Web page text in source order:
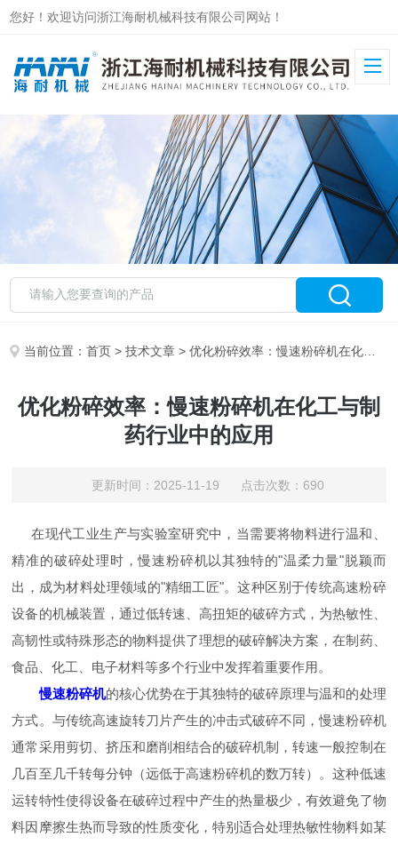
您好！欢迎访问浙江海耐机械科技有限公司网站！
当前位置：首页 >技术文章 > 优化粉碎效率：慢速粉碎机在化工与制药行业中的应用
优化粉碎效率：慢速粉碎机在化工与制
药行业中的应用
更新时间：2025-11-19 点击次数：690
在现代工业生产与实验室研究中，当需要将物料进行温和、
精准的破碎处理时，慢速粉碎机以其独特的"温柔力量"脱颖而
出，成为材料处理领域的"精细工匠"。这种区别于传统高速粉碎
设备的机械装置，通过低转速、高扭矩的破碎方式，为热敏性、
高韧性或特殊形态的物料提供了理想的破碎解决方案，在制药、
食品、化工、电子材料等多个行业中发挥着重要作用。
慢速粉碎机的核心优势在于其独特的破碎原理与温和的处理
方式。与传统高速旋转刀片产生的冲击式破碎不同，慢速粉碎机
通常采用剪切、挤压和磨削相结合的破碎机制，转速一般控制在
几百至几千转每分钟（远低于高速粉碎机的数万转）。这种低速
运转特性使得设备在破碎过程中产生的热量极少，有效避免了物
料因摩擦生热而导致的性质变化，特别适合处理热敏性物料如某